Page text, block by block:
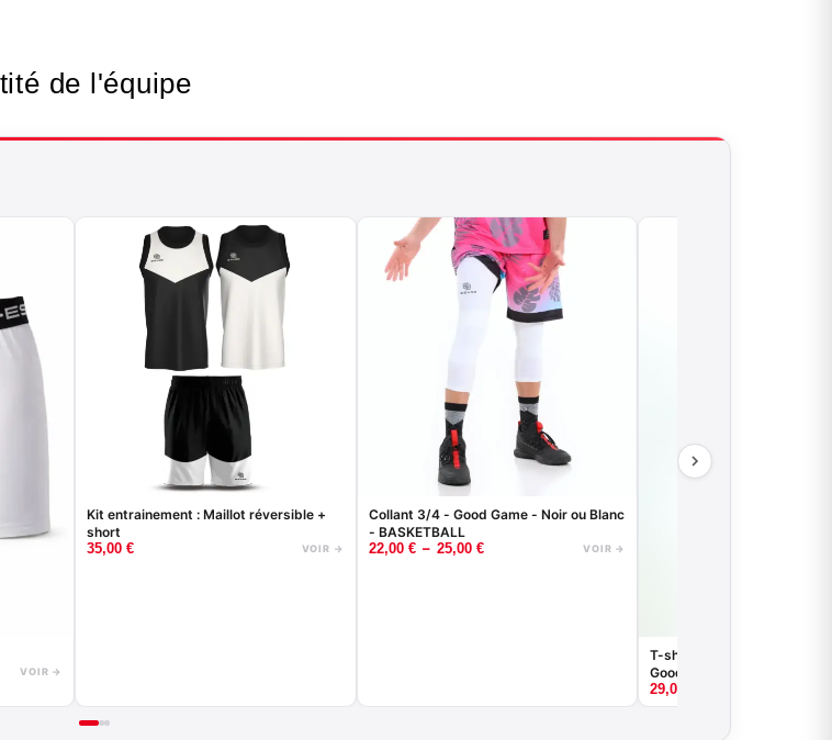
de l'équipe
VOIR →
Kit entrainement : Maillot réversible +
short
35,00 € VOIR →
Collant 3/4 - Good Game - Noir ou Blanc
- BASKETBALL
22,00 € – 25,00 € VOIR →
T-shirt de compression
Good Game - Noir ou Blanc
29,00